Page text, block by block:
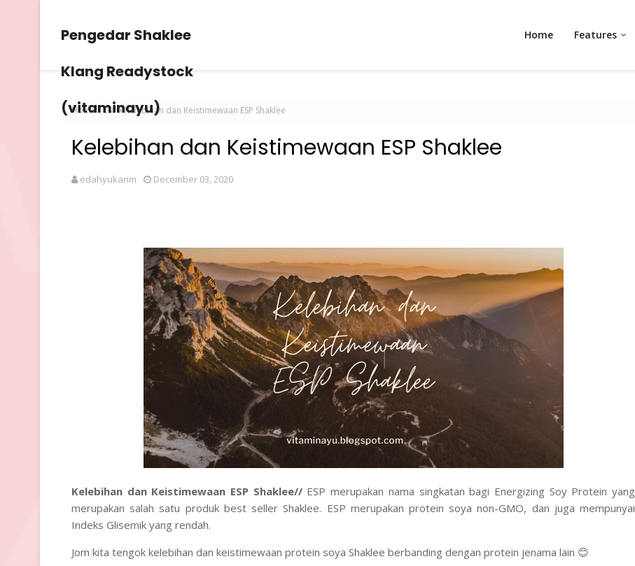
Pengedar Shaklee
Klang Readystock
(vitaminayu)
Home Features
Home ESP Kelebihan dan Keistimewaan ESP Shaklee
Kelebihan dan Keistimewaan ESP Shaklee
edahyukarim December 03, 2020
Kelebihan dan Keistimewaan ESP Shaklee// ESP merupakan nama singkatan bagi Energizing Soy Protein yang
merupakan salah satu produk best seller Shaklee. ESP merupakan protein soya non-GMO, dan juga mempunyai
Indeks Glisemik yang rendah.
Jom kita tengok kelebihan dan keistimewaan protein soya Shaklee berbanding dengan protein jenama lain 😊